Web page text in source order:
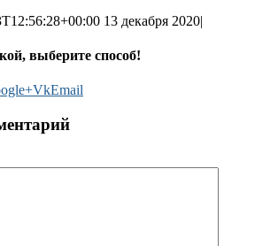
13 декабря 2020|
выберите способ!
VkEmail